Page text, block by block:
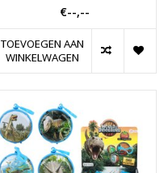
€--,--
TOEVOEGEN AAN
WINKELWAGEN